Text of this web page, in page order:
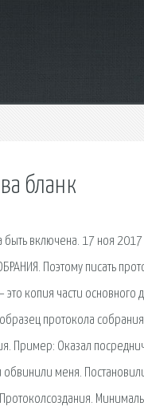
бланк
включена. 17 ноя
Поэтому писать
копия части основного
протокола
Пример: Оказал
меня.